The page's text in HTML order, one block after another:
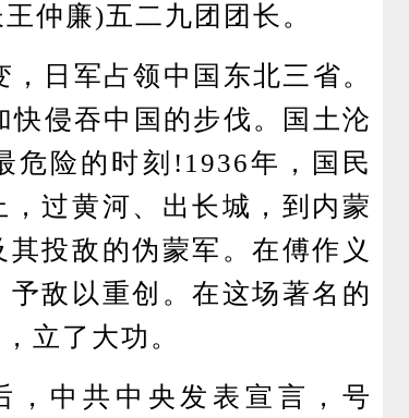
仲廉)五二九团团长。
日军占领中国东北三省。
快侵吞中国的步伐。国土沦
危险的时刻!1936年，国民
过黄河、出长城，到内蒙
投敌的伪蒙军。在傅作义
敌以重创。在这场著名的
立了大功。
中共中央发表宣言，号